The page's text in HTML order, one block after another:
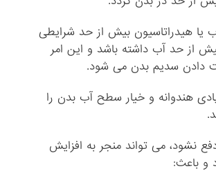
یا هیدراتاسیون بیش از حد شرایطی
از حد آب داشته باشد و این امر
دادن سدیم بدن می شود.
هندوانه و خیار سطح آب بدن را
نشود، می تواند منجر به افزایش
باعث: